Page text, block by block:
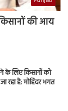
की आय
के लिए किसानों को
रहा है: मोहिंदर भगत